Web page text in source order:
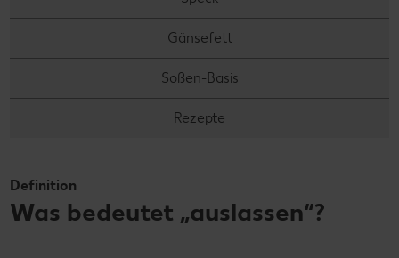
Gänsefett
Soßen-Basis
Rezepte
Definition
Was bedeutet „auslassen“?